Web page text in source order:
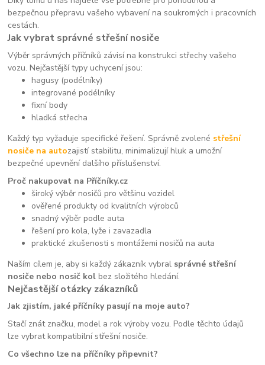
bezpečnou přepravu vašeho vybavení na soukromých i pracovních
cestách.
Jak vybrat správné střešní nosiče
Výběr správných příčníků závisí na konstrukci střechy vašeho
vozu. Nejčastější typy uchycení jsou:
hagusy (podélníky)
integrované podélníky
fixní body
hladká střecha
Každý typ vyžaduje specifické řešení. Správně zvolené střešní
nosiče na autozajistí stabilitu, minimalizují hluk a umožní
bezpečné upevnění dalšího příslušenství.
Proč nakupovat na Příčníky.cz
široký výběr nosičů pro většinu vozidel
ověřené produkty od kvalitních výrobců
snadný výběr podle auta
řešení pro kola, lyže i zavazadla
praktické zkušenosti s montážemi nosičů na auta
Naším cílem je, aby si každý zákazník vybral správné střešní
nosiče nebo nosič kol bez složitého hledání.
Nejčastější otázky zákazníků
Jak zjistím, jaké příčníky pasují na moje auto?
Stačí znát značku, model a rok výroby vozu. Podle těchto údajů
lze vybrat kompatibilní střešní nosiče.
Co všechno lze na příčníky připevnit?